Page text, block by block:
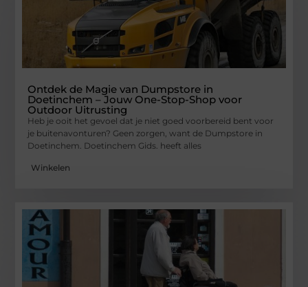
Ontdek de Magie van Dumpstore in
Doetinchem – Jouw One-Stop-Shop voor
Outdoor Uitrusting
Heb je ooit het gevoel dat je niet goed voorbereid bent voor
je buitenavonturen? Geen zorgen, want de Dumpstore in
Doetinchem. Doetinchem Gids. heeft alles
Winkelen